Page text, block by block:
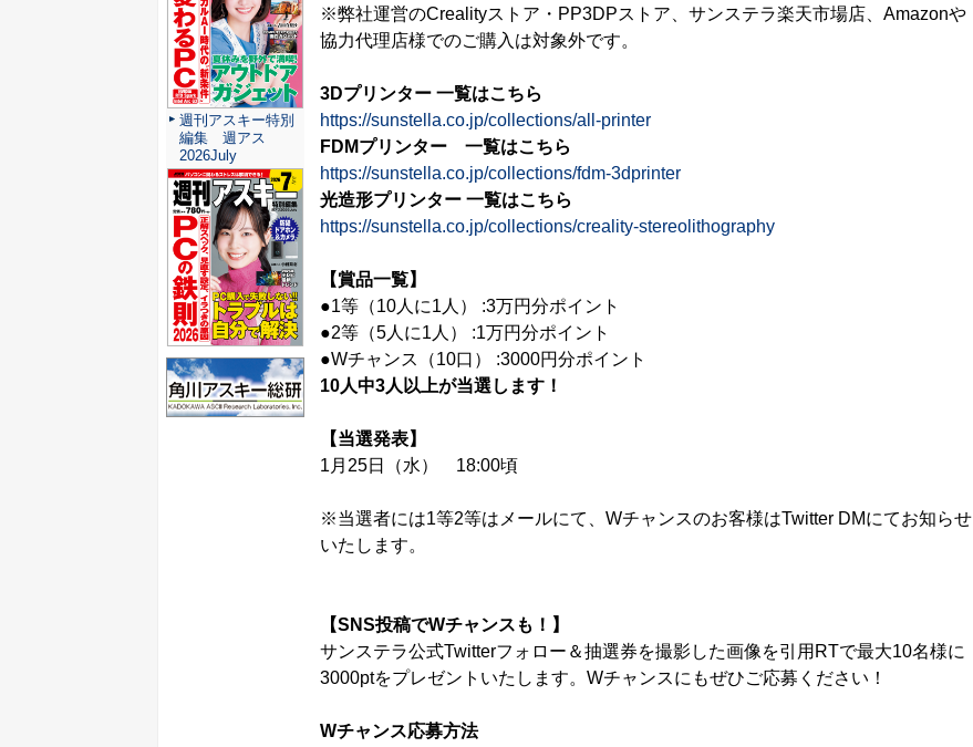
※弊社運営のCrealityストア・PP3DPストア、サンステラ楽天市場店、Amazonや
協力代理店様でのご購入は対象外です。
3Dプリンター 一覧はこちら
https://sunstella.co.jp/collections/all-printer
FDMプリンター
一覧はこちら
https://sunstella.co.jp/collections/fdm-3dprinter
光造形プリンター 一覧はこちら
https://sunstella.co.jp/collections/creality-stereolithography
【賞品一覧】
●1等（10人に1人） :3万円分ポイント
●2等（5人に1人） :1万円分ポイント
●Wチャンス（10口） :3000円分ポイント
10人中3人 以上が当選します！
【当選発表】
1月25日（水） 18:00頃
※当選者には1等2等はメールにて、Wチャンスのお客様はTwitter DMにてお知らせ
いたします。
【SNS投稿でWチャンスも！】
サンステラ公式Twitterフォロー＆抽選券を撮影した画像を引用RTで最大10名様に
3000ptをプレゼントいたします。Wチャンスにもぜひご応募ください！
Wチャンス応募方法
週刊アスキー特別
編集 週アス
2026July